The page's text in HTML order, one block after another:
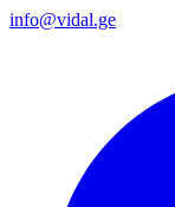
info@vidal.ge